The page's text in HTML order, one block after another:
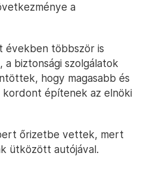
a
években többször is
biztonsági szolgálatok
hogy magasabb és
építenek az elnöki
őrizetbe vettek, mert
ütközött autójával.